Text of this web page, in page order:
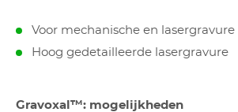
Voor mechanische en lasergravure
Hoog gedetailleerde lasergravure
Gravoxal™: mogelijkheden